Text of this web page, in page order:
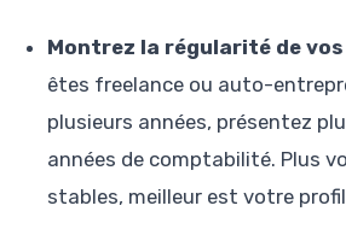
Montrez la régularité de vos
êtes freelance ou auto-
plusieurs années, présentez
années de comptabilité. Plus
stables, meilleur est votre